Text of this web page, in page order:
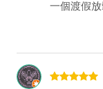
一個渡假